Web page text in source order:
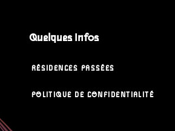
Quelques Infos
RÉSIDENCES PASSÉES
POLITIQUE DE CONFIDENTIALITÉ